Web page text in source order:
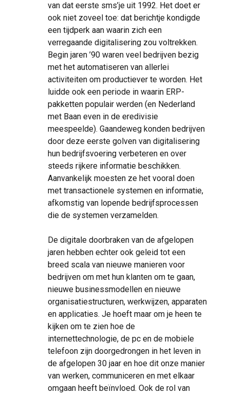
van dat eerste sms’je uit 1992. Het doet er
ook niet zoveel toe: dat berichtje kondigde
een tijdperk aan waarin zich een
verregaande digitalisering zou voltrekken.
Begin jaren ’90 waren veel bedrijven bezig
met het automatiseren van allerlei
activiteiten om productiever te worden. Het
luidde ook een periode in waarin ERP-
pakketten populair werden (en Nederland
met Baan even in de eredivisie
meespeelde). Gaandeweg konden bedrijven
door deze eerste golven van digitalisering
hun bedrijfsvoering verbeteren en over
steeds rijkere informatie beschikken.
Aanvankelijk moesten ze het vooral doen
met transactionele systemen en informatie,
afkomstig van lopende bedrijfsprocessen
die de systemen verzamelden.
De digitale doorbraken van de afgelopen
jaren hebben echter ook geleid tot een
breed scala van nieuwe manieren voor
bedrijven om met hun klanten om te gaan,
nieuwe businessmodellen en nieuwe
organisatiestructuren, werkwijzen, apparaten
en applicaties. Je hoeft maar om je heen te
kijken om te zien hoe de
internettechnologie, de pc en de mobiele
telefoon zijn doorgedrongen in het leven in
de afgelopen 30 jaar en hoe dit onze manier
van werken, communiceren en met elkaar
omgaan heeft beïnvloed. Ook de rol van